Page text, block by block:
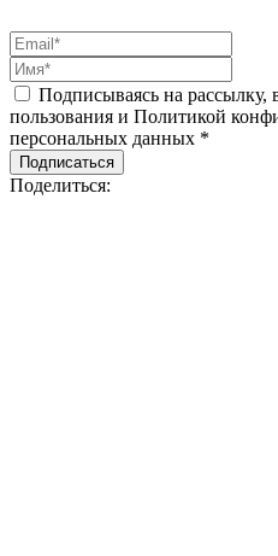
Подписываясь на рассылку,
пользования и Политикой
персональных данных *
Подписаться
Поделиться: